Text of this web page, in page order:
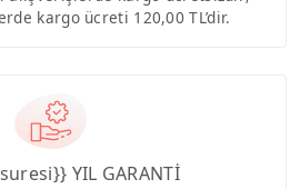
kargo ücreti 120,00 TL’dir.
YIL GARANTİ